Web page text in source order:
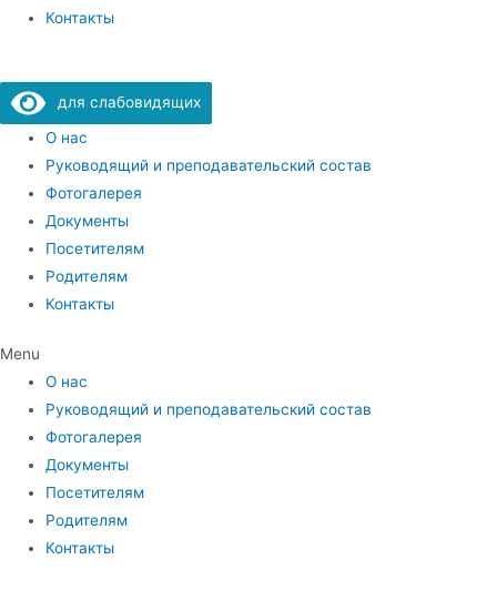
Контакты
для слабовидящих
О нас
Руководящий и преподавательский состав
Фотогалерея
Документы
Посетителям
Родителям
Контакты
Menu
О нас
Руководящий и преподавательский состав
Фотогалерея
Документы
Посетителям
Родителям
Контакты